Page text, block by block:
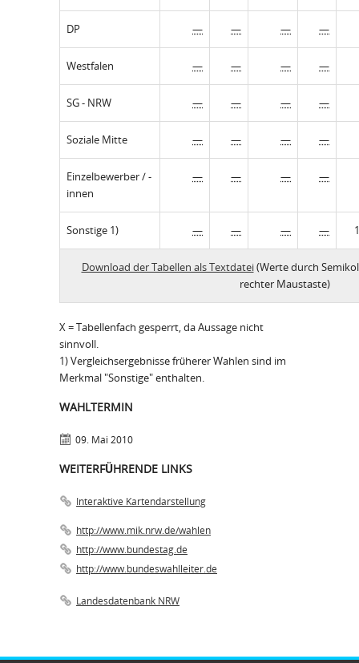
DP — — — —
Westfalen — — — —
SG - NRW — — — —
Soziale Mitte — — — —
Einzelbewerber / -
innen
— — — —
Sonstige 1) — — — —
Download der Tabellen als Textdatei(Werte durch
rechter Maustaste)
X = Tabellenfach gesperrt, da Aussage nicht
sinnvoll.
1) Vergleichsergebnisse früherer Wahlen sind im
Merkmal "Sonstige" enthalten.
WAHLTERMIN
09. Mai 2010
WEITERFÜHRENDE LINKS
Interaktive Kartendarstellung
http://www.mik.nrw.de/wahlen
http://www.bundestag.de
http://www.bundeswahlleiter.de
Landesdatenbank NRW